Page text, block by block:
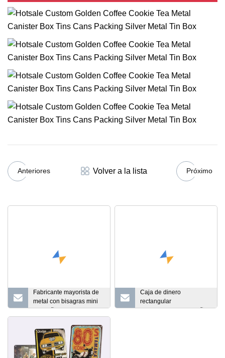
Anteriores Volver a la lista Próximo
Fabricante mayorista de
metal con bisagras mini
pequeña caja de lata de
caramelo de menta
Caja de dinero
rectangular
personalizada para niños